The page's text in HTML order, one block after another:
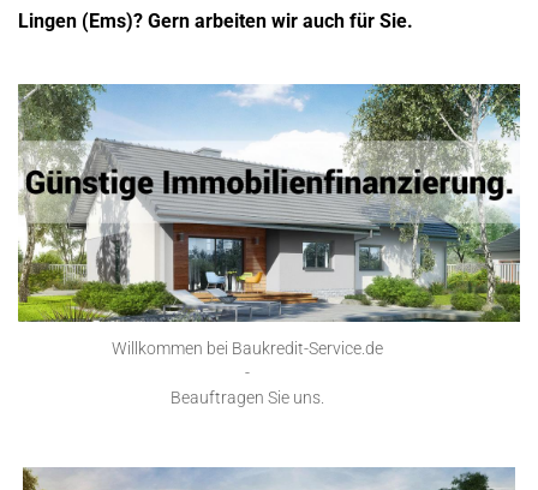
Lingen (Ems)? Gern arbeiten wir auch für Sie.
Willkommen bei Baukredit-Service.de
-
Beauftragen Sie uns.